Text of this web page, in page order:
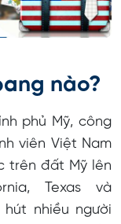
nào?
phủ Mỹ, công
viên Việt Nam
trên đất Mỹ lên
Texas và
nhiều người